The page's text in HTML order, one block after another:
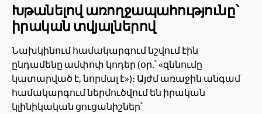
Խթանելով առողջապահությունը՝
իրական տվյալներով
Նախկինում համակարգում նշվում էին
ընդամենը ամփոփ կոդեր (օր.՝ «զննումը
կատարված է, նորմալ է»)։ Այժմ առաջին անգամ
համակարգում ներմուծվում են իրական
կլինիկական ցուցանիշներ՝